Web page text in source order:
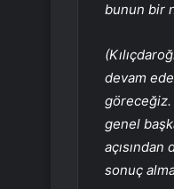
bunun bir
devam
göreceğiz.
genel
açısından
sonuç